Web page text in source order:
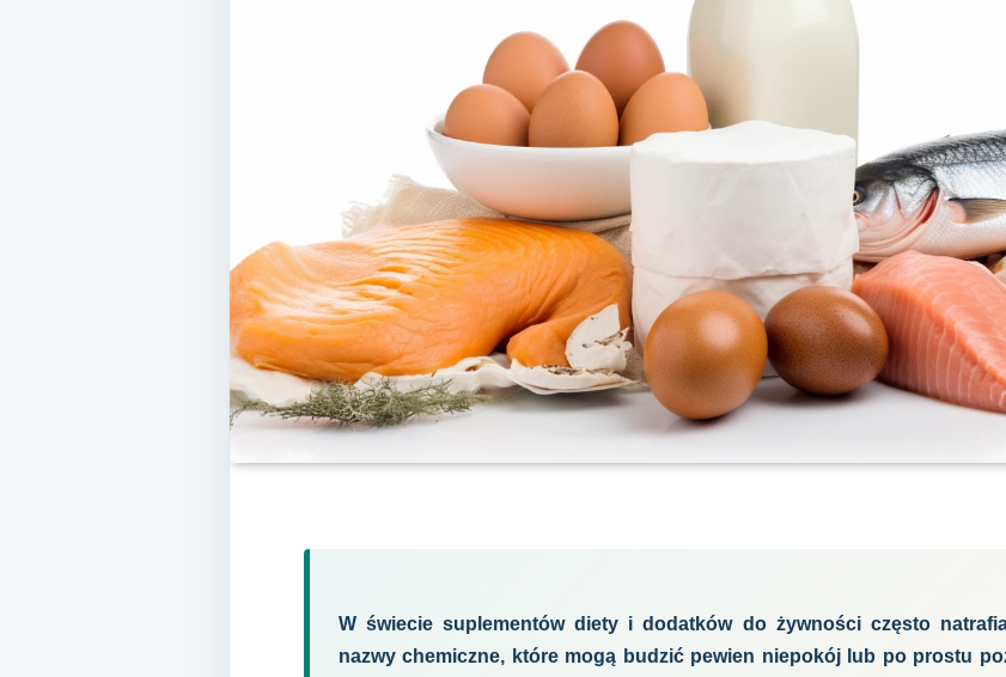
W świecie suplementów diety i dodatków do żywności często
nazwy chemiczne, które mogą budzić pewien niepokój lub po prostu